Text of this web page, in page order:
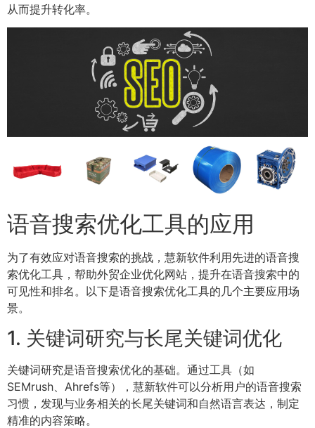
从而提升转化率。
语音搜索优化工具的应用
为了有效应对语音搜索的挑战，慧新软件利用先进的语音搜
索优化工具，帮助外贸企业优化网站，提升在语音搜索中的
可见性和排名。以下是语音搜索优化工具的几个主要应用场
景。
1. 关键词研究与长尾关键词优化
关键词研究是语音搜索优化的基础。通过工具（如
SEMrush、Ahrefs等），慧新软件可以分析用户的语音搜索
习惯，发现与业务相关的长尾关键词和自然语言表达，制定
精准的内容策略。